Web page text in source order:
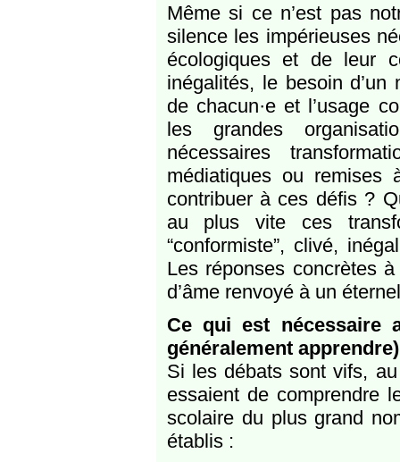
Même si ce n’est pas
silence les impérieuses
écologiques et de leur
inégalités, le besoin d’un
de chacun·e et l’usage
les grandes
nécessaires
médiatiques ou remises
contribuer à ces défis ?
au plus vite ces
“conformiste”, clivé,
Les réponses concrètes
d’âme renvoyé à un
Ce qui est nécessaire
généralement
Si les débats sont vifs,
essaient de comprendre
scolaire du plus grand
établis :